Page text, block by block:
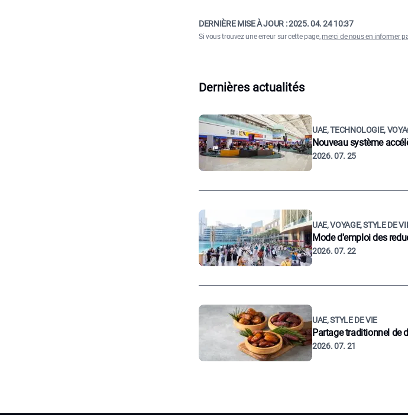
DERNIÈRE MISE À JOUR :2025. 04. 24 10:37
Si vous trouvez une erreur sur cette page,merci de nous en informer
Dernières actualités
UAE, TECHNOLOGIE,
Nouveau système
2026. 07. 25
UAE, VOYAGE, STYLE DE
Mode d'emploi des
2026. 07. 22
UAE, STYLE DE VIE
Partage traditionnel de
2026. 07. 21